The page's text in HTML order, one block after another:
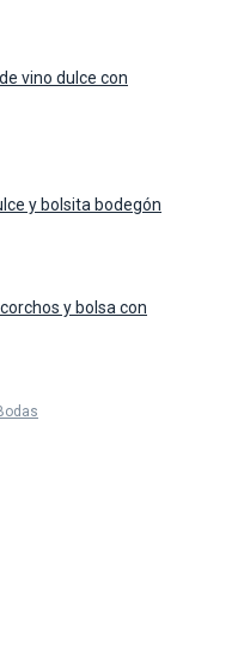
vino dulce con
y bolsita bodegón
y bolsa con